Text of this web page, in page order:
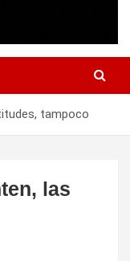
tampoco
las